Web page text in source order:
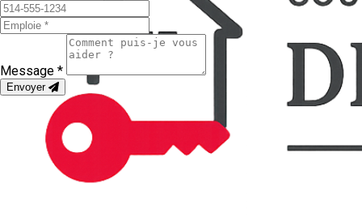
Message *
Envoyer